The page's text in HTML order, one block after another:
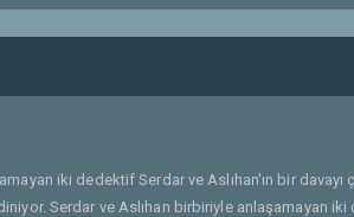
iki dedektif Serdar ve Aslıhan'ın bir davayı
Serdar ve Aslıhan birbiriyle anlaşamayan